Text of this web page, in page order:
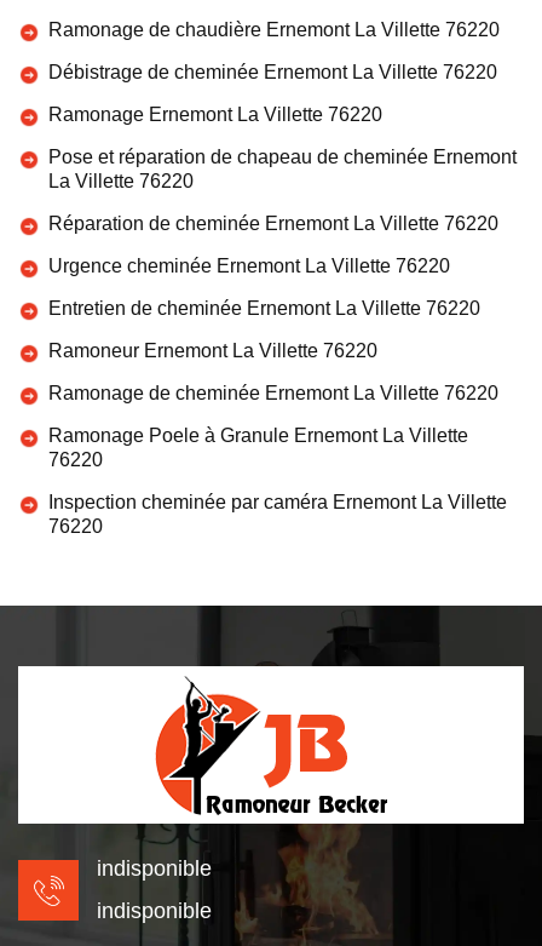
Ramonage de chaudière Ernemont La Villette 76220
Débistrage de cheminée Ernemont La Villette 76220
Ramonage Ernemont La Villette 76220
Pose et réparation de chapeau de cheminée Ernemont
La Villette 76220
Réparation de cheminée Ernemont La Villette 76220
Urgence cheminée Ernemont La Villette 76220
Entretien de cheminée Ernemont La Villette 76220
Ramoneur Ernemont La Villette 76220
Ramonage de cheminée Ernemont La Villette 76220
Ramonage Poele à Granule Ernemont La Villette
76220
Inspection cheminée par caméra Ernemont La Villette
76220
indisponible
indisponible